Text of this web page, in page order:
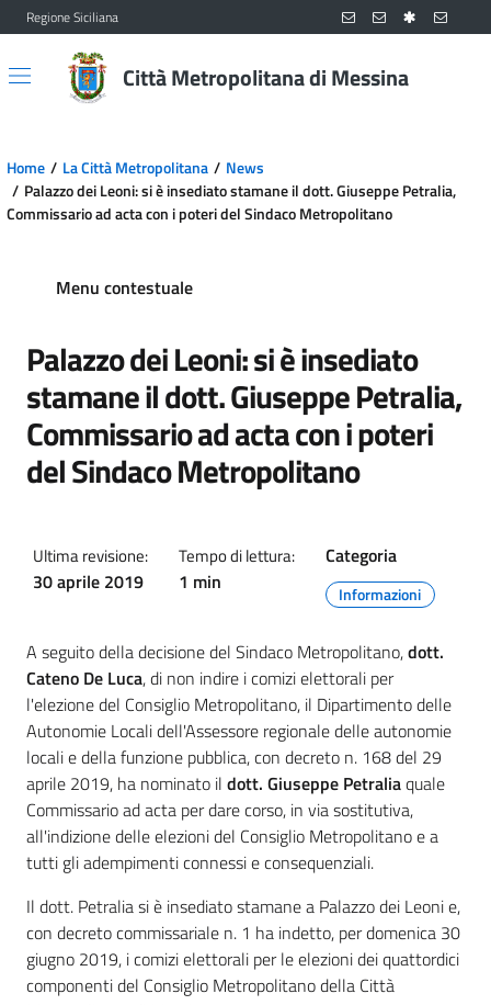
Vai al contenuto principale
Vai al menu principale
Regione Siciliana
Città Metropolitana di Messina
Home La Città Metropolitana
News
Palazzo dei Leoni: si è insediato stamane il dott. Giuseppe Petralia,
Commissario ad acta con i poteri del Sindaco Metropolitano
Menu contestuale
Palazzo dei Leoni: si è insediato
stamane il dott. Giuseppe Petralia,
Commissario ad acta con i poteri
del Sindaco Metropolitano
Ultima revisione:
30 aprile 2019
Tempo di lettura:
1 min
Categoria
Informazioni
A seguito della decisione del Sindaco Metropolitano,dott.
Cateno De Luca, di non indire i comizi elettorali per
l'elezione del Consiglio Metropolitano, il Dipartimento delle
Autonomie Locali dell'Assessore regionale delle autonomie
locali e della funzione pubblica, con decreto n. 168 del 29
aprile 2019, ha nominato il dott. Giuseppe Petraliaquale
Commissario ad acta per dare corso, in via sostitutiva,
all'indizione delle elezioni del Consiglio Metropolitano e a
tutti gli adempimenti connessi e consequenziali.
Il dott. Petralia si è insediato stamane a Palazzo dei Leoni e,
con decreto commissariale n. 1 ha indetto, per domenica 30
giugno 2019, i comizi elettorali per le elezioni dei quattordici
componenti del Consiglio Metropolitano della Città